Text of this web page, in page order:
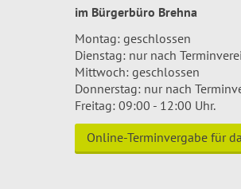
im Bürgerbüro Brehna
Montag: geschlossen
Dienstag: nur nach
Mittwoch: geschlossen
Donnerstag: nur nach
Freitag: 09:00 - 12:00 Uhr.
Online-Terminvergabe für